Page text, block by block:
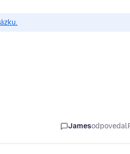
Jamesodpovedal